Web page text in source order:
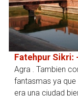
Fatehpur Sikri:
Agra . Tambien
fantasmas ya
era una ciudad